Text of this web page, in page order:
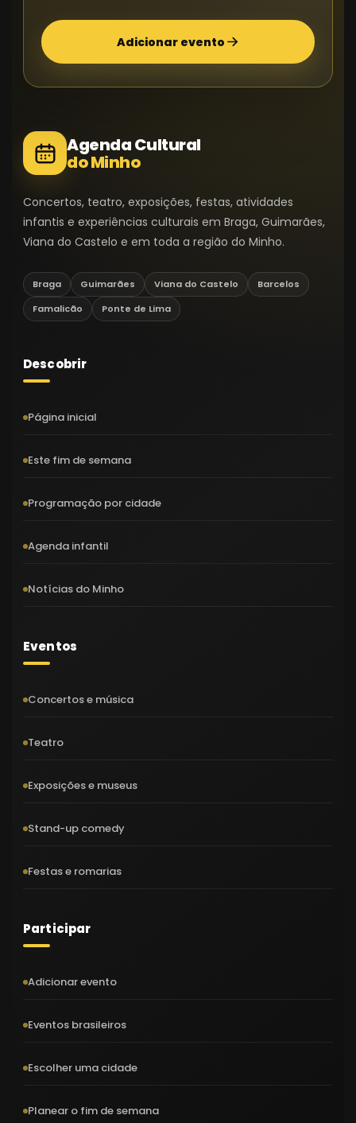
Adicionar evento
Agenda Cultural
do Minho
Concertos, teatro, exposições, festas, atividades
infantis e experiências culturais em Braga, Guimarães,
Viana do Castelo e em toda a região do Minho.
Braga Guimarães Viana do Castelo
Barcelos
Famalicão
Ponte de Lima
Descobrir
Página inicial
Este fim de semana
Programação por cidade
Agenda infantil
Notícias do Minho
Eventos
Concertos e música
Teatro
Exposições e museus
Stand-up comedy
Festas e romarias
Participar
Adicionar evento
Eventos brasileiros
Escolher uma cidade
Planear o fim de semana